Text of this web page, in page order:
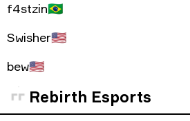
f4stzin🇧🇷
Swisher🇺🇸
bew🇺🇸
Rebirth Esports